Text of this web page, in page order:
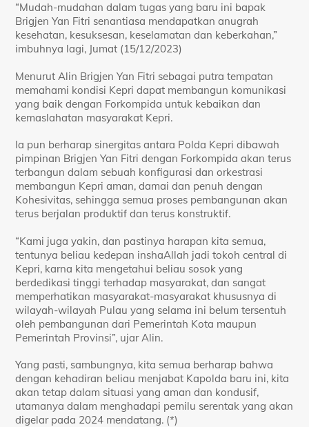
“Mudah-mudahan dalam tugas yang baru ini bapak
Brigjen Yan Fitri senantiasa mendapatkan anugrah
kesehatan, kesuksesan, keselamatan dan keberkahan,”
imbuhnya lagi, Jumat (15/12/2023)
Menurut Alin Brigjen Yan Fitri sebagai putra tempatan
memahami kondisi Kepri dapat membangun komunikasi
yang baik dengan Forkompida untuk kebaikan dan
kemaslahatan masyarakat Kepri.
Ia pun berharap sinergitas antara Polda Kepri dibawah
pimpinan Brigjen Yan Fitri dengan Forkompida akan terus
terbangun dalam sebuah konfigurasi dan orkestrasi
membangun Kepri aman, damai dan penuh dengan
Kohesivitas, sehingga semua proses pembangunan akan
terus berjalan produktif dan terus konstruktif.
“Kami juga yakin, dan pastinya harapan kita semua,
tentunya beliau kedepan inshaAllah jadi tokoh central di
Kepri, karna kita mengetahui beliau sosok yang
berdedikasi tinggi terhadap masyarakat, dan sangat
memperhatikan masyarakat-masyarakat khususnya di
wilayah-wilayah Pulau yang selama ini belum tersentuh
oleh pembangunan dari Pemerintah Kota maupun
Pemerintah Provinsi”, ujar Alin.
Yang pasti, sambungnya, kita semua berharap bahwa
dengan kehadiran beliau menjabat Kapolda baru ini, kita
akan tetap dalam situasi yang aman dan kondusif,
utamanya dalam menghadapi pemilu serentak yang akan
digelar pada 2024 mendatang. (*)